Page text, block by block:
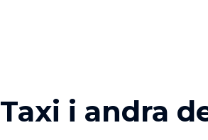
Taxi i andra